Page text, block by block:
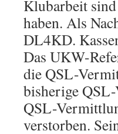
Klubarbeit sind
haben. Als
DL4KD.
Das UKW-
die QSL-
bisherige
QSL-
verstorben.